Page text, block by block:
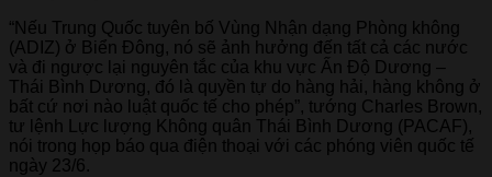
“Nếu Trung Quốc tuyên bố Vùng Nhận dạng Phòng không
(ADIZ) ở Biển Đông, nó sẽ ảnh hưởng đến tất cả các nước
và đi ngược lại nguyên tắc của khu vực Ấn Độ Dương –
Thái Bình Dương, đó là quyền tự do hàng hải, hàng không ở
bất cứ nơi nào luật quốc tế cho phép”, tướng Charles Brown,
tư lệnh Lực lượng Không quân Thái Bình Dương (PACAF),
nói trong họp báo qua điện thoại với các phóng viên quốc tế
ngày 23/6.